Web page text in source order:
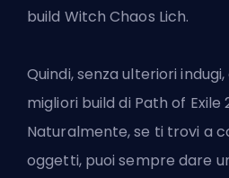
build Witch Chaos Lich.
Quindi, senza ulteriori
migliori build di Path of
Naturalmente, se ti trovi a
oggetti, puoi sempre dare